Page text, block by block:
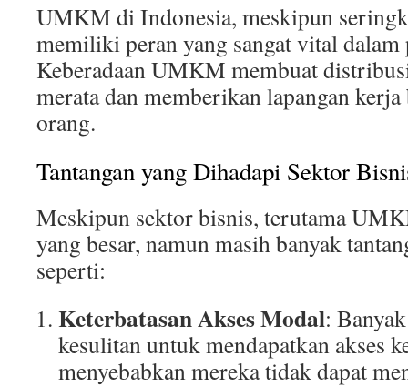
UMKM di Indonesia, meskipun
memiliki peran yang sangat vital dalam
Keberadaan UMKM membuat
merata dan memberikan lapangan
orang.
Tantangan yang Dihadapi Sektor
Meskipun sektor bisnis, terutama
yang besar, namun masih banyak
seperti:
Keterbatasan Akses Modal:
kesulitan untuk mendapatkan akses
menyebabkan mereka tidak dapat